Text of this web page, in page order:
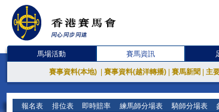
馬場活動 賽馬資訊
賽事資料(本地) 賽事資料(越洋轉播) 賽馬新聞 主
報名表 排位表 即時賠率 練馬師分場表 騎師分場表